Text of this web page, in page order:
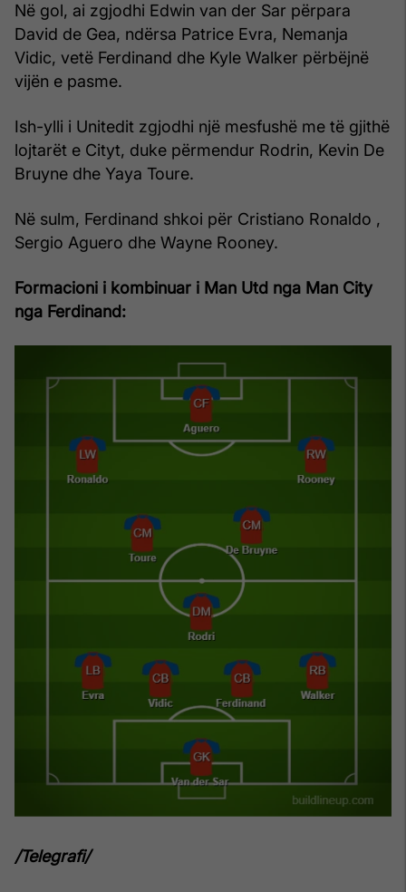
Në gol, ai zgjodhi Edwin van der Sar përpara
David de Gea, ndërsa Patrice Evra, Nemanja
Vidic, vetë Ferdinand dhe Kyle Walker përbëjnë
vijën e pasme.
Ish-ylli i Unitedit zgjodhi një mesfushë me të gjithë
lojtarët e Cityt, duke përmendur Rodrin, Kevin De
Bruyne dhe Yaya Toure.
Në sulm, Ferdinand shkoi për Cristiano Ronaldo ,
Sergio Aguero dhe Wayne Rooney.
Formacioni i kombinuar i Man Utd nga Man City
nga Ferdinand:
/Telegrafi/